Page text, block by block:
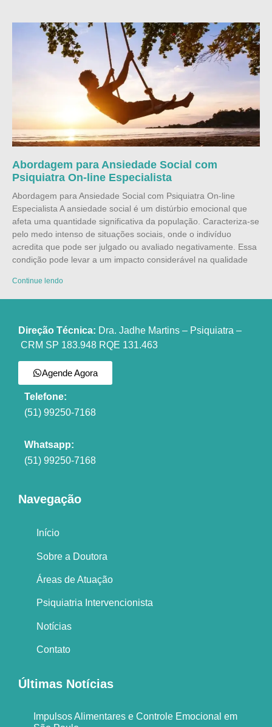
Abordagem para Ansiedade Social com
Psiquiatra On-line Especialista
Abordagem para Ansiedade Social com Psiquiatra On-line
Especialista A ansiedade social é um distúrbio emocional que
afeta uma quantidade significativa da população. Caracteriza-se
pelo medo intenso de situações sociais, onde o indivíduo
acredita que pode ser julgado ou avaliado negativamente. Essa
condição pode levar a um impacto considerável na qualidade
Continue lendo
Direção Técnica: Dra. Jadhe Martins – Psiquiatra –
CRM SP 183.948 RQE 131.463
Agende Agora
Telefone:
(51) 99250-7168
Whatsapp:
(51) 99250-7168
Navegação
Início
Sobre a Doutora
Áreas de Atuação
Psiquiatria Intervencionista
Notícias
Contato
Últimas Notícias
Impulsos Alimentares e Controle Emocional em